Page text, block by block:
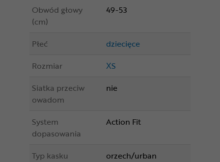
Obwód głowy
(cm)
49-53
Płeć
dziecięce
Rozmiar
XS
Siatka przeciw
owadom
nie
System
dopasowania
Action Fit
Typ kasku orzech/urban